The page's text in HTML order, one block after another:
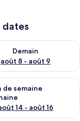
dates
- août 8
Demain
août 8 - août 9
disponibilité pour
août 7 -
de semaine
14 - août 16
disponibilité pour